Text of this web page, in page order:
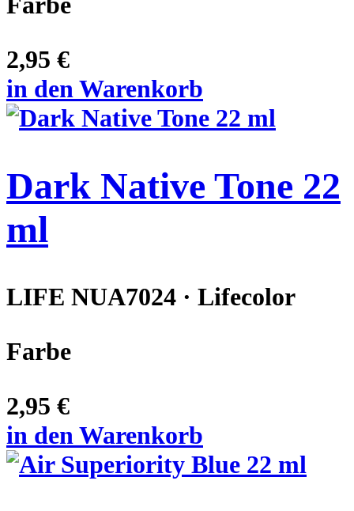
2,95 €
in den Warenkorb
Dark Native Tone 22
ml
LIFE NUA7024 · Lifecolor
Farbe
2,95 €
in den Warenkorb